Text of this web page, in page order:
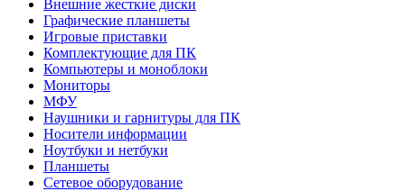
Внешние жесткие диски
Графические планшеты
Игровые приставки
Комплектующие для ПК
Компьютеры и моноблоки
Мониторы
МФУ
Наушники и гарнитуры для ПК
Носители информации
Ноутбуки и нетбуки
Планшеты
Сетевое оборудование